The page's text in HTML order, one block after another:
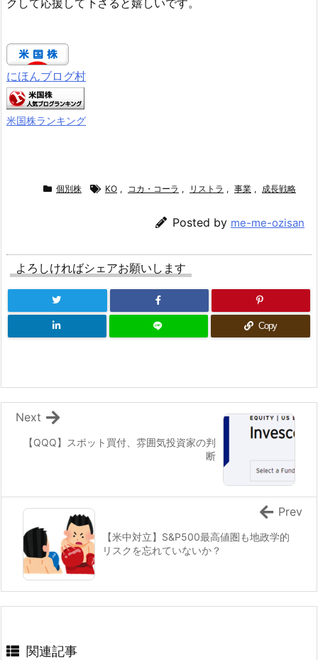
にほんブログ村
米国株ランキング
個別株 KO , コカ・コーラ , リストラ , 事業 , 成長戦略
Posted by me-me-ozisan
よろしければシェアお願いします
Copy
【QQQ】スポット買付、雰囲気投資家の判
断
Next
【米中対立】S&P500最高値圏も地政学的
リスクを忘れていないか？
Prev
関連記事